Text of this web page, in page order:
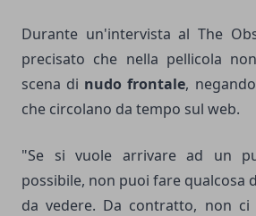
Durante un'intervista al The
precisato che nella pellicola
scena di nudo frontale,
che circolano da tempo sul web.
"Se si vuole arrivare ad un
possibile, non puoi fare qualcosa
da vedere. Da contratto, non ci